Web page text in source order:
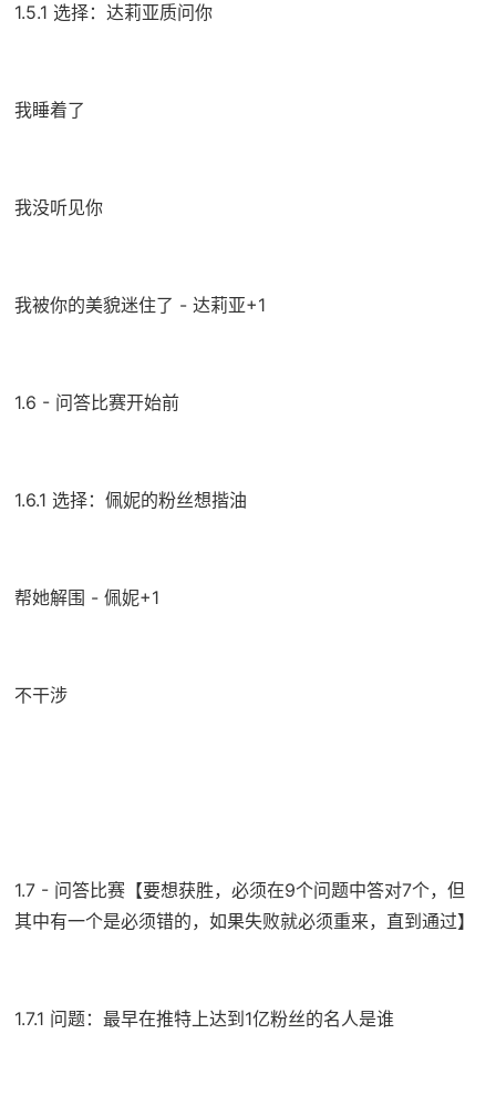
1.5.1 选择：达莉亚质问你
我睡着了
我没听见你
我被你的美貌迷住了 - 达莉亚+1
1.6 - 问答比赛开始前
1.6.1 选择：佩妮的粉丝想揩油
帮她解围 - 佩妮+1
不干涉
1.7 - 问答比赛【要想获胜，必须在9个问题中答对7个，但
其中有一个是必须错的，如果失败就必须重来，直到通过】
1.7.1 问题：最早在推特上达到1亿粉丝的名人是谁